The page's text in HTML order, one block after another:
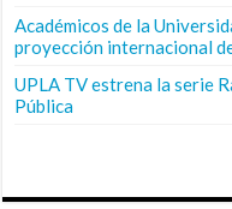
Académicos de la
proyección internacional
UPLA TV estrena la serie
Pública